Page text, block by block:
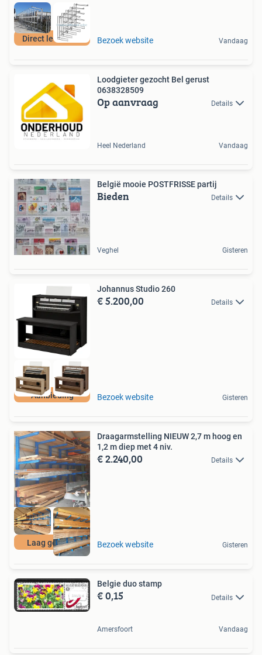
Direct leverbaar Bezoek website Vandaag
Loodgieter gezocht Bel gerust
0638328509
Op aanvraag Details
Heel Nederland Vandaag
België mooie POSTFRISSE partij
Bieden Details
Veghel Gisteren
Aanbieding
Johannus Studio 260
€ 5.200,00 Details
Bezoek website Gisteren
Laag geprijsd
Draagarmstelling NIEUW 2,7 m hoog en
1,2 m diep met 4 niv.
€ 2.240,00 Details
Bezoek website Gisteren
Belgie duo stamp
€ 0,15 Details
Amersfoort Vandaag